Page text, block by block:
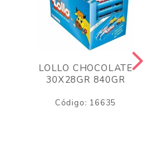
LOLLO CHOCOLATE
30X28GR 840GR
Código: 16635